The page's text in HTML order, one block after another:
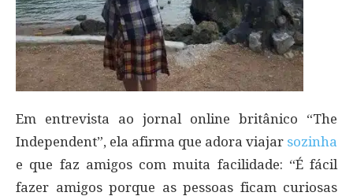
Em entrevista ao jornal online britânico “The
Independent”, ela afirma que adora viajar sozinha
e que faz amigos com muita facilidade: “É fácil
fazer amigos porque as pessoas ficam curiosas